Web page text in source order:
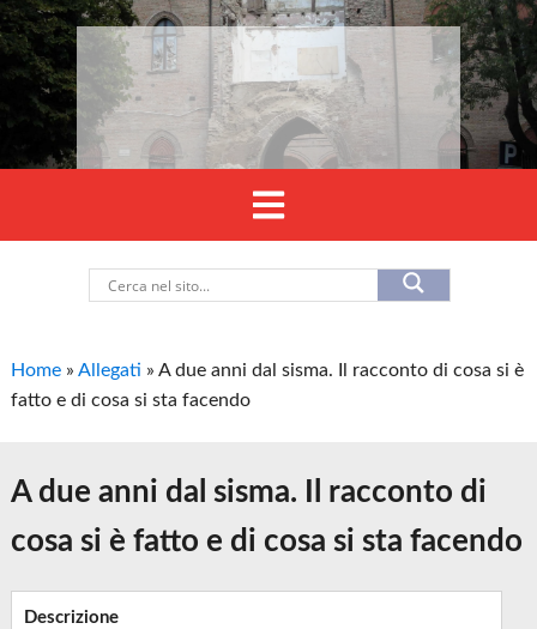
Home »Allegati »A due anni dal sisma. Il racconto di cosa si è
fatto e di cosa si sta facendo
A due anni dal sisma. Il racconto di
cosa si è fatto e di cosa si sta facendo
Descrizione